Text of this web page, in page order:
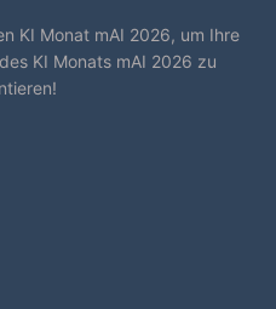
KI Monat mAI 2026, um Ihre
KI Monats mAI 2026 zu